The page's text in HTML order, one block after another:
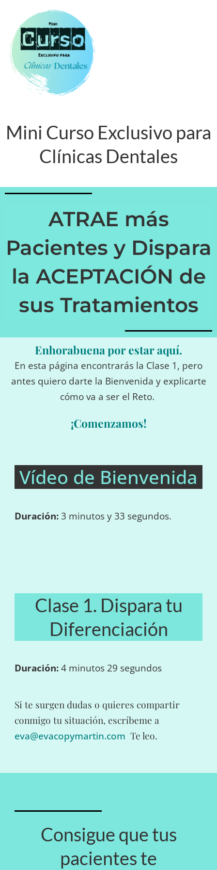
Mini Curso Exclusivo para
Clínicas Dentales
ATRAE más
Pacientes y Dispara
la ACEPTACIÓN de
sus Tratamientos
Enhorabuena por estar aquí.
En esta página encontrarás la Clase 1, pero
antes quiero darte la Bienvenida y explicarte
cómo va a ser el Reto.
¡Comenzamos!
Vídeo de Bienvenida
Duración:3 minutos y 33 segundos.
Clase 1. Dispara tu
Diferenciación
Duración:4 minutos 29 segundos
Si te surgen dudas o quieres compartir
conmigo tu situación, escríbeme a
eva@evacopymartin.com Te leo.
Consigue que tus
pacientes te